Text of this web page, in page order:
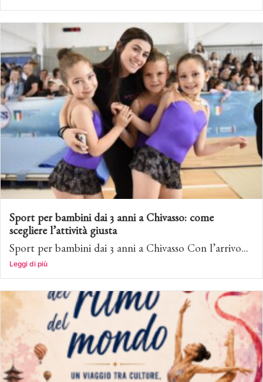
Sport per bambini dai 3 anni a Chivasso: come
scegliere l’attività giusta
Sport per bambini dai 3 anni a Chivasso Con l’arrivo...
Leggi di più